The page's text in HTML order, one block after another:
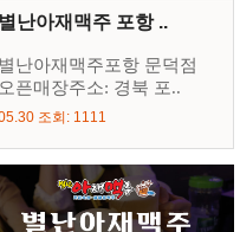
별난아재맥주 포항 ..
별난아재맥주포항 문덕점
오픈매장주소: 경북 포..
조회: 1111